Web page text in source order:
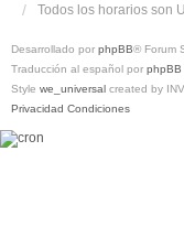
Todos los horarios son
Desarrollado por phpBB® Forum
Traducción al español por phpBB
Style we_universal created by
Privacidad Condiciones